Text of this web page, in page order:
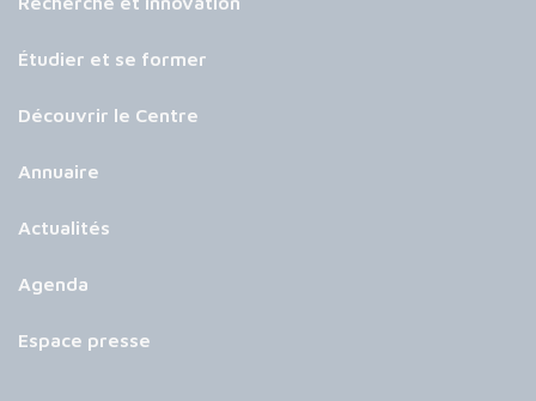
Étudier et se former
Découvrir le Centre
Annuaire
Actualités
Agenda
Espace presse